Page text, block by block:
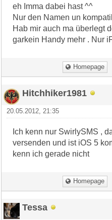
eh Imma dabei hast ^^
Nur den Namen un
Hab mir auch ma überlegt
garkein Handy mehr . Nur
Homepage
Hitchhiker1981
20.05.2012, 21:35
Ich kenn nur SwirlySMS ,
versenden und ist iOS 5
kenn ich gerade nicht
Homepage
Tessa